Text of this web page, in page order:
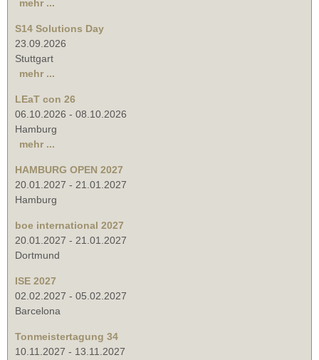
mehr ...
S14 Solutions Day
23.09.2026
Stuttgart
mehr ...
LEaT con 26
06.10.2026 - 08.10.2026
Hamburg
mehr ...
HAMBURG OPEN 2027
20.01.2027 - 21.01.2027
Hamburg
boe international 2027
20.01.2027 - 21.01.2027
Dortmund
ISE 2027
02.02.2027 - 05.02.2027
Barcelona
Tonmeistertagung 34
10.11.2027 - 13.11.2027